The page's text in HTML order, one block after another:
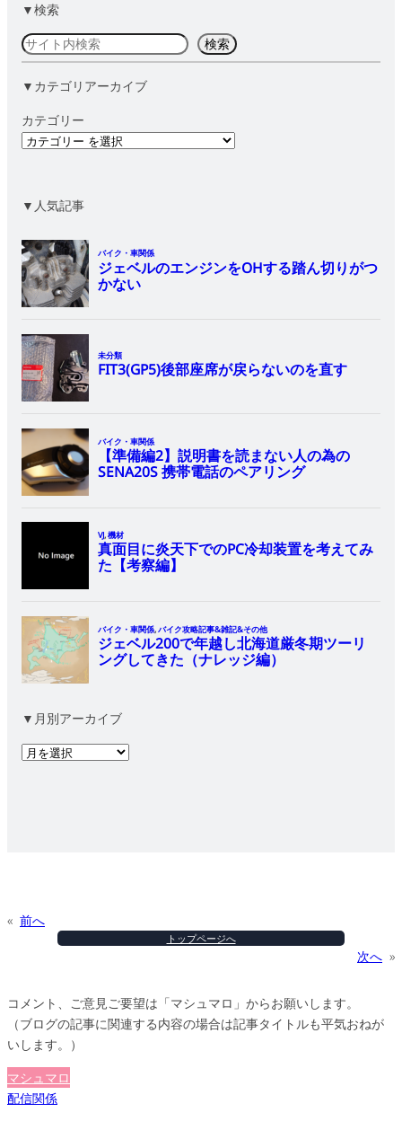
▼検索
検
索
検索
▼カテゴリアーカイブ
カテゴリー
▼人気記事
▼月別アーカイブ
ア
« 前へ
トップページへ
次へ »
コメント、ご意見ご要望は「マシュマロ」からお願いします。
（ブログの記事に関連する内容の場合は記事タイトルも平気おねが
いします。）
マシュマロ
配信関係